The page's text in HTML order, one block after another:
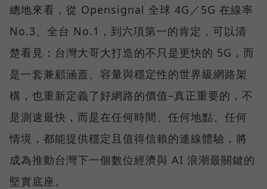
總地來看，從 Opensignal 全球 4G／5G 在線率
No.3、全台 No.1，到六項第一的肯定，可以清
楚看見：台灣大哥大打造的不只是更快的 5G，而
是一套兼顧涵蓋、容量與穩定性的世界級網路架
構，也重新定義了好網路的價值–真正重要的，不
是測速最快，而是在任何時間、任何地點、任何
情境，都能提供穩定且值得信賴的連線體驗，將
成為推動台灣下一個數位經濟與 AI 浪潮最關鍵的
堅實底座。